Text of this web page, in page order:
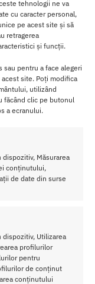
tehnologii ne va
cu caracter personal,
pe acest site și să
retragerea
și funcții.
sau pentru a face alegeri
site. Poți modifica
utilizând
făcând clic pe butonul
a ecranului.
Măsurarea
conținutului,
de date din surse
dispozitiv, Utilizarea
profilurilor
pentru
de conținut
conținutului
pe baza de apa
setul de dilatare